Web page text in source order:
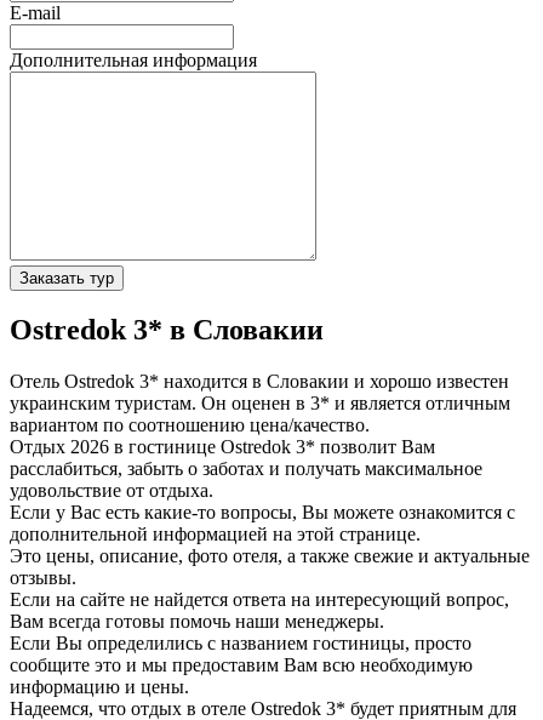
E-mail
Дополнительная информация
Заказать тур
Ostredok 3* в Словакии
Отель Ostredok 3* находится в Словакии и хорошо известен
украинским туристам. Он оценен в 3* и является отличным
вариантом по соотношению цена/качество.
Отдых 2026 в гостинице Ostredok 3* позволит Вам
расслабиться, забыть о заботах и получать максимальное
удовольствие от отдыха.
Если у Вас есть какие-то вопросы, Вы можете ознакомится с
дополнительной информацией на этой странице.
Это цены, описание, фото отеля, а также свежие и актуальные
отзывы.
Если на сайте не найдется ответа на интересующий вопрос,
Вам всегда готовы помочь наши менеджеры.
Если Вы определились с названием гостиницы, просто
сообщите это и мы предоставим Вам всю необходимую
информацию и цены.
Надеемся, что отдых в отеле Ostredok 3* будет приятным для